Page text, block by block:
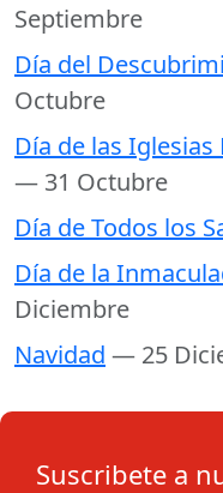
Septiembre
Día del
Octubre
Día de las
— 31 Octubre
Día de Todos los
Día de la
Diciembre
Navidad — 25
Suscribete a